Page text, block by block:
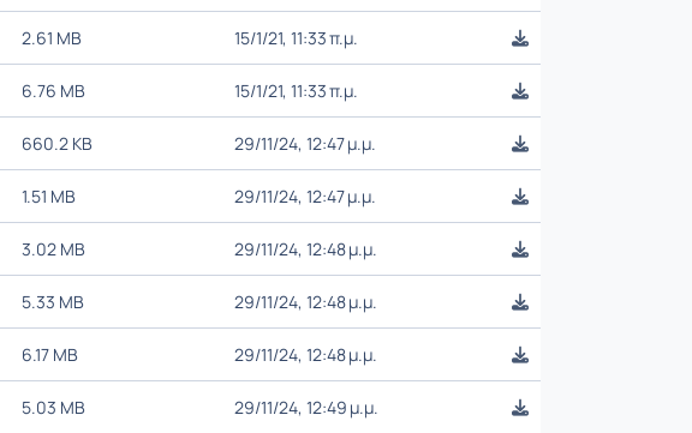
2.61 MB 15/1/21, 11:33 π.μ.
6.76 MB 15/1/21, 11:33 π.μ.
660.2 KB 29/11/24, 12:47 μ.μ.
1.51 MB 29/11/24, 12:47 μ.μ.
3.02 MB 29/11/24, 12:48 μ.μ.
5.33 MB 29/11/24, 12:48 μ.μ.
6.17 MB 29/11/24, 12:48 μ.μ.
5.03 MB 29/11/24, 12:49 μ.μ.